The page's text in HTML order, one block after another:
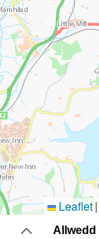
Leaflet|
Allwedd